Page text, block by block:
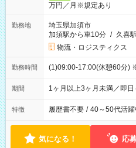
万円／月※規定あり
勤務地
埼玉県加須市
加須駅から車10分 / 久喜
物流・ロジスティクス
勤務時間 (1)09:00-17:00(休憩60分)
期間 1ヶ月以上3ヶ月未満／即
特徴 履歴書不要 / 40～50代活躍
気になる！ 応